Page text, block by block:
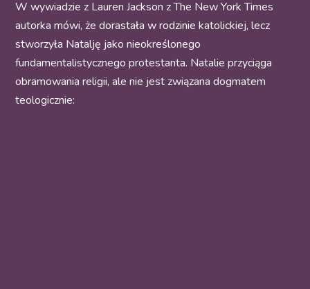
W wywiadzie z Lauren Jackson z The New York Times
autorka mówi, że dorastała w rodzinie katolickiej, lecz
stworzyła Natalję jako nieokreślonego
fundamentalistycznego protestanta. Natalie przyciąga
obramowania religii, ale nie jest związana dogmatem
teologicznie: